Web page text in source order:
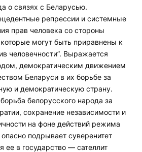
о связях с Беларусью.
репрессии и системные
прав человека со стороны
могут быть приравнены к
человечности”. Выражается
демократическим движением
Беларуси в их борьбе за
и демократическую страну.
белорусского народа за
сохранение независимости и
на фоне действий режима
подрывает суверенитет
ее в государство — сателлит